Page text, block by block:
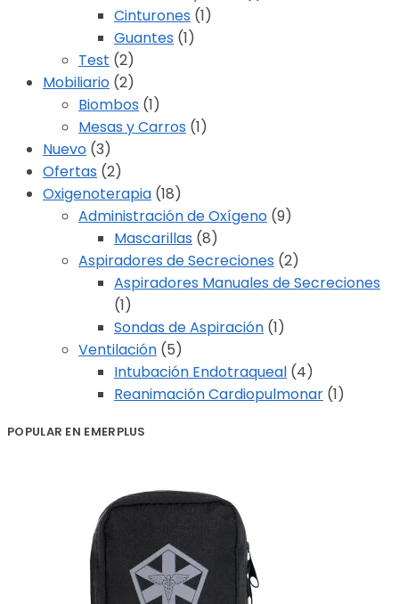
Cinturones (1)
Guantes (1)
Test (2)
Mobiliario (2)
Biombos (1)
Mesas y Carros (1)
Nuevo (3)
Ofertas (2)
Oxigenoterapia (18)
Administración de Oxígeno (9)
Mascarillas (8)
Aspiradores de Secreciones (2)
Aspiradores Manuales de Secreciones
(1)
Sondas de Aspiración (1)
Ventilación (5)
Intubación Endotraqueal (4)
Reanimación Cardiopulmonar (1)
POPULAR EN EMERPLUS